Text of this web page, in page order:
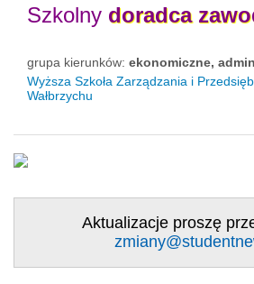
Szkolny doradca
grupa kierunków: ekonomiczne,
Wyższa Szkoła Zarządzania i
Wałbrzychu
Aktualizacje proszę